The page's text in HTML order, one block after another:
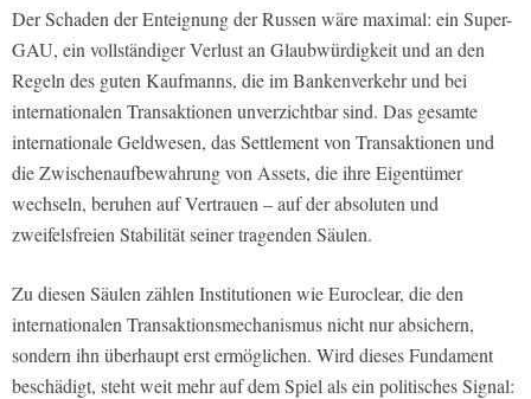
Der Schaden der Enteignung der Russen wäre maximal: ein Super-
GAU, ein vollständiger Verlust an Glaubwürdigkeit und an den
Regeln des guten Kaufmanns, die im Bankenverkehr und bei
internationalen Transaktionen unverzichtbar sind. Das gesamte
internationale Geldwesen, das Settlement von Transaktionen und
die Zwischenaufbewahrung von Assets, die ihre Eigentümer
wechseln, beruhen auf Vertrauen – auf der absoluten und
zweifelsfreien Stabilität seiner tragenden Säulen.
Zu diesen Säulen zählen Institutionen wie Euroclear, die den
internationalen Transaktionsmechanismus nicht nur absichern,
sondern ihn überhaupt erst ermöglichen. Wird dieses Fundament
beschädigt, steht weit mehr auf dem Spiel als ein politisches Signal: